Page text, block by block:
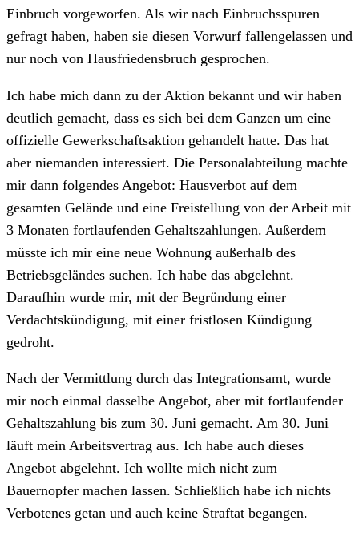
Einbruch vorgeworfen. Als wir nach Einbruchsspuren
gefragt haben, haben sie diesen Vorwurf fallengelassen und
nur noch von Hausfriedensbruch gesprochen.
Ich habe mich dann zu der Aktion bekannt und wir haben
deutlich gemacht, dass es sich bei dem Ganzen um eine
offizielle Gewerkschaftsaktion gehandelt hatte. Das hat
aber niemanden interessiert. Die Personalabteilung machte
mir dann folgendes Angebot: Hausverbot auf dem
gesamten Gelände und eine Freistellung von der Arbeit mit
3 Monaten fortlaufenden Gehaltszahlungen. Außerdem
müsste ich mir eine neue Wohnung außerhalb des
Betriebsgeländes suchen. Ich habe das abgelehnt.
Daraufhin wurde mir, mit der Begründung einer
Verdachtskündigung, mit einer fristlosen Kündigung
gedroht.
Nach der Vermittlung durch das Integrationsamt, wurde
mir noch einmal dasselbe Angebot, aber mit fortlaufender
Gehaltszahlung bis zum 30. Juni gemacht. Am 30. Juni
läuft mein Arbeitsvertrag aus. Ich habe auch dieses
Angebot abgelehnt. Ich wollte mich nicht zum
Bauernopfer machen lassen. Schließlich habe ich nichts
Verbotenes getan und auch keine Straftat begangen.